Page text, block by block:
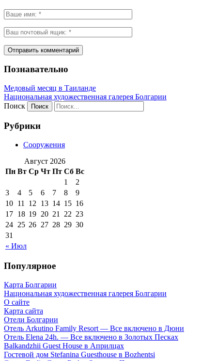
Познавательно
Медовый месяц в Таиланде
Национальная художественная галерея Болгарии
Поиск
Рубрики
Сооружения
Август 2026
Пн Вт Ср Чт Пт Сб Вс
« Июл
1
2
3
4 5 6 7 8
9
10 11 12 13 14 15 16
17 18 19 20 21 22 23
24 25 26 27 28 29 30
31
Популярное
Карта Болгарии
Национальная художественная галерея Болгарии
О сайте
Карта сайта
Отели Болгарии
Отель Arkutino Family Resort — Все включено в Дюни
Отель Elena 24h. — Все включено в Золотых Песках
Balkandzhii Guest House в Априлцах
Гостевой дом Stefanina Guesthouse в Bozhentsi